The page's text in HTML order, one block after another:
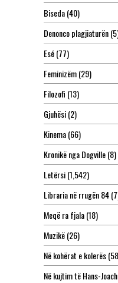
Biseda(40)
Denonco plagjiaturën
Esé(77)
Feminizëm(29)
Filozofi (13)
Gjuhësi(2)
Kinema(66)
Kronikë nga Dogville(8)
Letërsi(1,542)
Libraria në rrugën 84
Meqë ra fjala(18)
Muzikë(26)
Në kohërat e kolerës
Në kujtim të Hans-